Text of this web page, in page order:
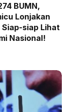
BUMN,
Lonjakan
siap Lihat
Nasional!